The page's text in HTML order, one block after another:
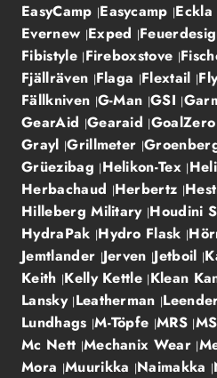
EasyCamp Easycamp Eckla
Evernew Exped
Fibistyle Fireboxstove
Fjällräven Flaga Flextail
Fällkniven G-Man GSI
GearAid Gearaid GoalZero
Grayl Grillmeter
Grüezibag Helikon-Tex
Herbachaud Herbertz
Hilleberg Military Houdini
HydraPak Hydro Flask
Jemtlander Jerven Jetboil
Keith Kelly Kettle Klean
Lansky Leatherman
Lundhags M-Töpfe MRS
Mc Nett Mechanix Wear
Mora Muurikka Naimakka